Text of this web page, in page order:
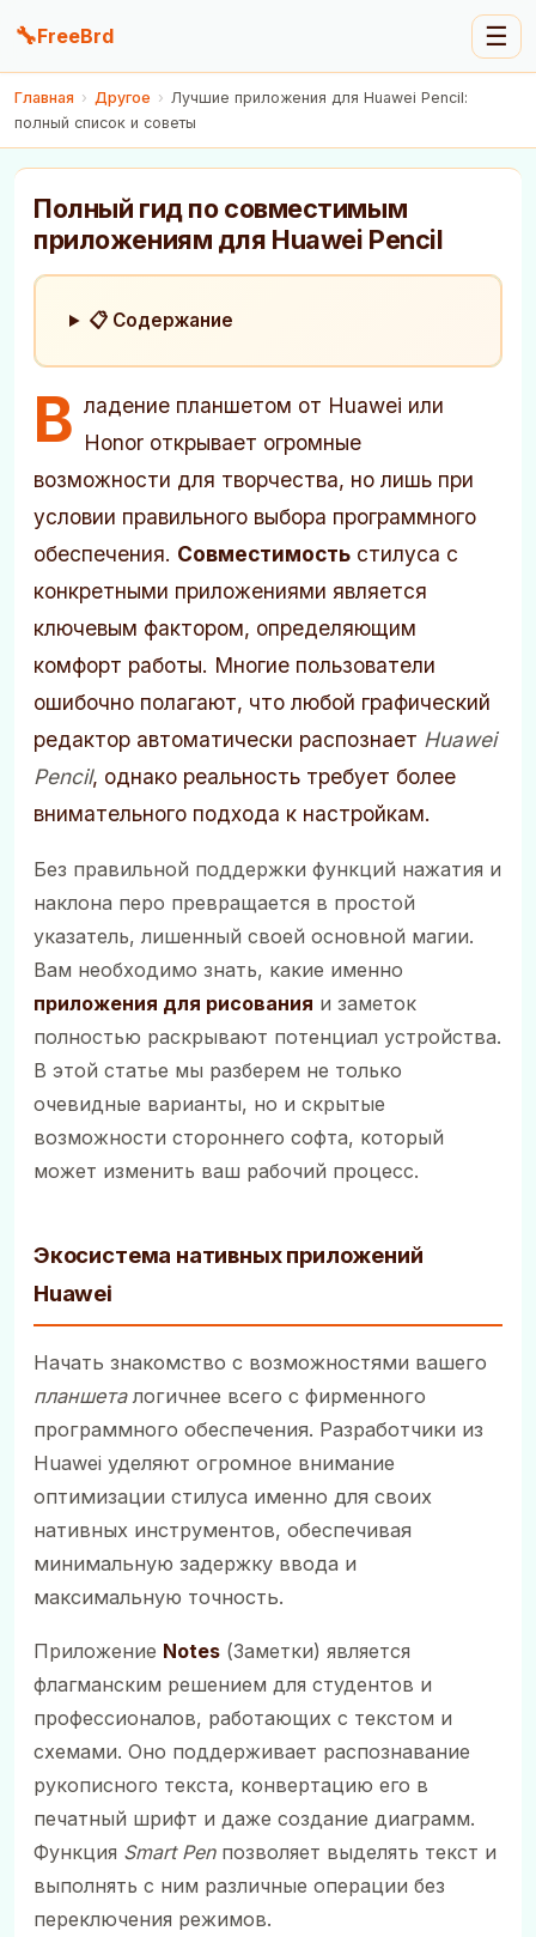
🔧FreeBrd ☰
Главная › Другое › Лучшие приложения для Huawei Pencil:
полный список и советы
Полный гид по совместимым
приложениям для Huawei Pencil
📋 Содержание
В ладение планшетом от Huawei или
Honor открывает огромные
возможности для творчества, но лишь при
условии правильного выбора программного
обеспечения. Совместимость стилуса с
конкретными приложениями является
ключевым фактором, определяющим
комфорт работы. Многие пользователи
ошибочно полагают, что любой графический
редактор автоматически распознает Huawei
Pencil, однако реальность требует более
внимательного подхода к настройкам.
Без правильной поддержки функций нажатия и
наклона перо превращается в простой
указатель, лишенный своей основной магии.
Вам необходимо знать, какие именно
приложения для рисования и заметок
полностью раскрывают потенциал устройства.
В этой статье мы разберем не только
очевидные варианты, но и скрытые
возможности стороннего софта, который
может изменить ваш рабочий процесс.
Экосистема нативных приложений
Huawei
Начать знакомство с возможностями вашего
планшеталогичнее всего с фирменного
программного обеспечения. Разработчики из
Huawei уделяют огромное внимание
оптимизации стилуса именно для своих
нативных инструментов, обеспечивая
минимальную задержку ввода и
максимальную точность.
Приложение Notes (Заметки) является
флагманским решением для студентов и
профессионалов, работающих с текстом и
схемами. Оно поддерживает распознавание
рукописного текста, конвертацию его в
печатный шрифт и даже создание диаграмм.
Функция Smart Penпозволяет выделять текст и
выполнять с ним различные операции без
переключения режимов.